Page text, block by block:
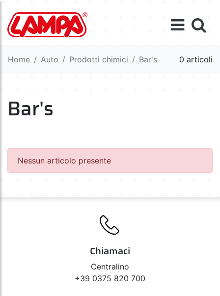
Home Auto Prodotti chimici Bar's 0 articoli
Bar's
Nessun articolo presente
Chiamaci
Centralino
+39 0375 820 700